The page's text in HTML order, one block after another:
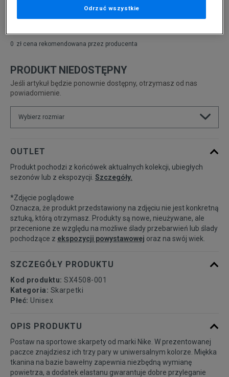
sezonów lub z ekspozycji.
Szczegóły.
0 zł cena rekomendowana przez producenta
PRODUKT NIEDOSTĘPNY
Jeśli artykuł będzie ponownie dostępny, otrzymasz od nas
powiadomienie.
Wybierz rozmiar
34-38 Powiadom o dostępności
38-42
42-46 Powiadom o dostępności
OUTLET
Produkt pochodzi z końcówek aktualnych kolekcji, ubiegłych
sezonów lub z ekspozycji. Szczegóły.
*Zdjęcie poglądowe
Oznacza, że produkt przedstawiony na zdjęciu nie jest konkretną
sztuką, którą otrzymasz. Produkty są nowe, nieużywane, ale
przecenione ze względu na możliwe ślady przebarwień lub ślady
pochodzące z ekspozycji powystawowej oraz na swój wiek.
SZCZEGÓŁY PRODUKTU
Kod produktu: SX4508-001
Kategoria: Skarpetki
Płeć: Unisex
OPIS PRODUKTU
Postaw na sportowe skarpety od marki Nike. W prezentowanej
paczce znajdziesz ich trzy pary w uniwersalnym kolorze. Miękka
tkanina na bazie bawełny zapewnia niezbędną wymianę
powietrza, a dodatek elastanu gwarantuje dobre przyleganie
Odrzuć wszystkie